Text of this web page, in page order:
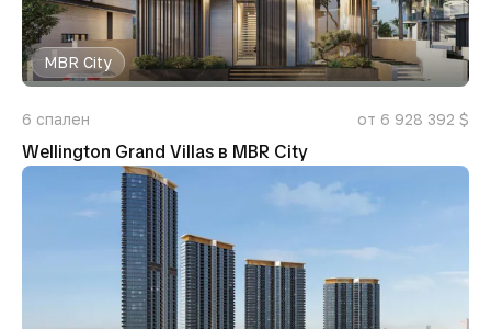
MBR City
6 спален от 6 928 392 $
Wellington Grand Villas в MBR City